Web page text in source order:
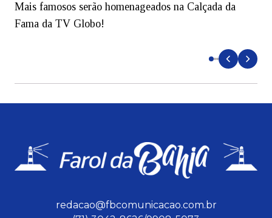
Mais famosos serão homenageados na Calçada da
Fama da TV Globo!
redacao@fbcomunicacao.com.br